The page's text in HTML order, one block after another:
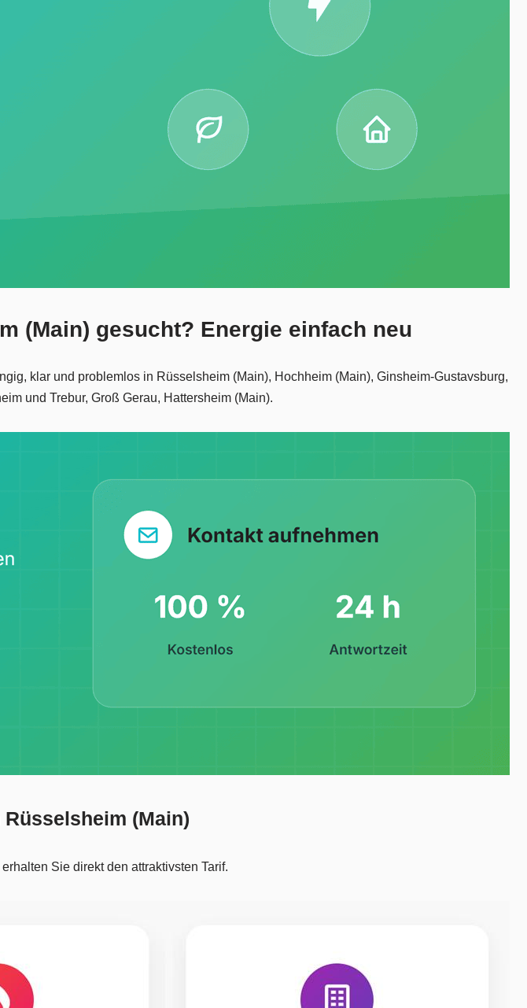
(Main) gesucht? Energie einfach neu
klar und problemlos in Rüsselsheim (Main), Hochheim (Main), Ginsheim-Gustavsburg,
und Trebur, Groß Gerau, Hattersheim (Main).
(Main)
Sie direkt den attraktivsten Tarif.